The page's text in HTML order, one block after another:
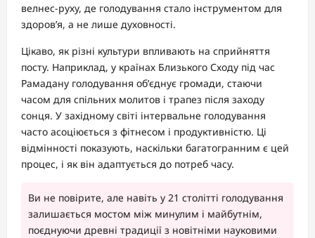
велнес-руху, де голодування стало інструментом для
здоров’я, а не лише духовності.
Цікаво, як різні культури впливають на сприйняття
посту. Наприклад, у країнах Близького Сходу під час
Рамадану голодування об’єднує громади, стаючи
часом для спільних молитов і трапез після заходу
сонця. У західному світі інтервальне голодування
часто асоціюється з фітнесом і продуктивністю. Ці
відмінності показують, наскільки багатогранним є цей
процес, і як він адаптується до потреб часу.
Ви не повірите, але навіть у 21 столітті голодування
залишається мостом між минулим і майбутнім,
поєднуючи древні традиції з новітніми науковими